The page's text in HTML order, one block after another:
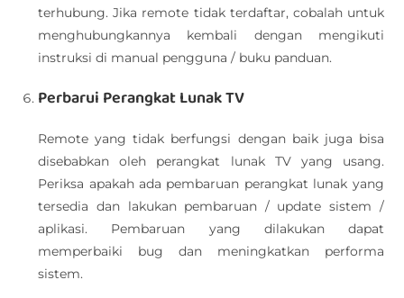
terhubung. Jika remote tidak terdaftar, cobalah untuk
menghubungkannya kembali dengan mengikuti
instruksi di manual pengguna / buku panduan.
Perbarui Perangkat Lunak TV
Remote yang tidak berfungsi dengan baik juga bisa
disebabkan oleh perangkat lunak TV yang usang.
Periksa apakah ada pembaruan perangkat lunak yang
tersedia dan lakukan pembaruan / update sistem /
aplikasi. Pembaruan yang dilakukan dapat
memperbaiki bug dan meningkatkan performa
sistem.